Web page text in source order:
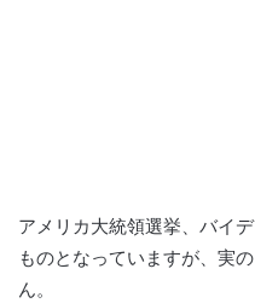
アメリカ大統領選挙、バイ
ものとなっていますが、実
ん。